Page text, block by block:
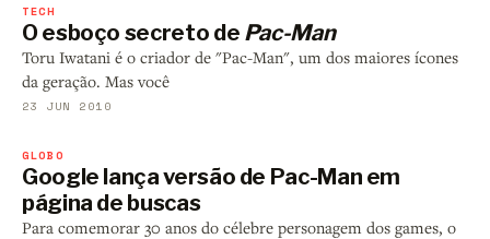
TECH
O esboço secreto de Pac-Man
Toru Iwatani é o criador de "Pac-Man", um dos maiores ícones
da geração. Mas você
23 JUN 2010
GLOBO
Google lança versão de Pac-Man em
página de buscas
Para comemorar 30 anos do célebre personagem dos games, o